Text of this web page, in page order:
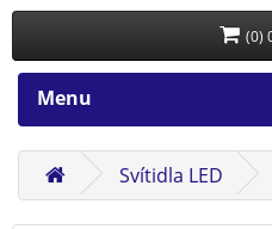
(0)
Menu
Svítidla LED